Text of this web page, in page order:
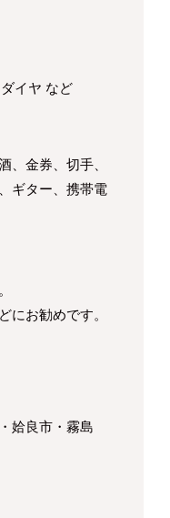
イヤ など
、金券、切手、
ギター、携帯電
にお勧めです。
姶良市・霧島